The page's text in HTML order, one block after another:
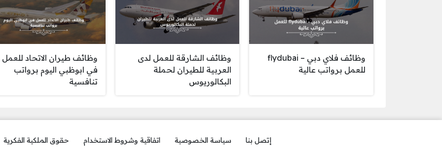
وظائف فلاي دبي – flydubai
للعمل برواتب عالية
وظائف الشارقة للعمل لدى
العربية للطيران لحملة
البكالوريوس
وظائف طيران الاتحاد للعمل
في ابوظبي اليوم برواتب
تنافسية
إتصل بنا سياسة الخصوصية اتفاقية وشروط الاستخدام حقوق الملكية الفكرية